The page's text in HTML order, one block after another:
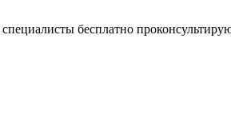
бесплатно